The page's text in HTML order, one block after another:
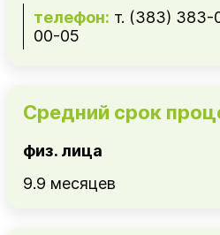
телефон: т. (383)
00-05
Средний срок
физ. лица
9.9 месяцев